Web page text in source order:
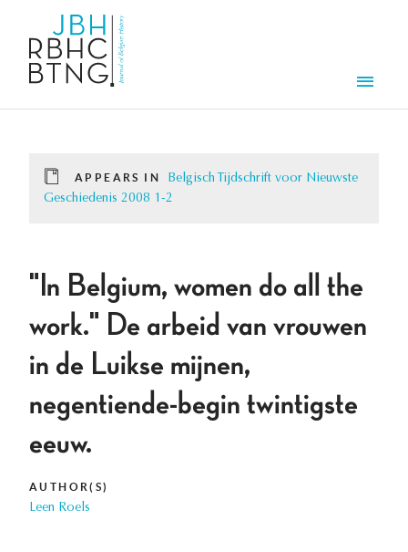
APPEARS IN
Belgisch Tijdschrift voor Nieuwste
Geschiedenis 2008 1-2
"In Belgium, women do all the
work." De arbeid van vrouwen
in de Luikse mijnen,
negentiende-begin twintigste
eeuw.
AUTHOR(S)
Leen Roels